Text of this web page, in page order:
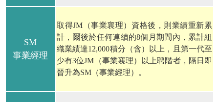
SM
事業經理
取得JM（事業襄理）資格後，則業績重新累
計，爾後於任何連續的8個月期間內，累計組
織業績達12,000積分（含）以上，且第一代至
少有3位JM（事業襄理）以上聘階者，隔日即
晉升為SM（事業經理）。